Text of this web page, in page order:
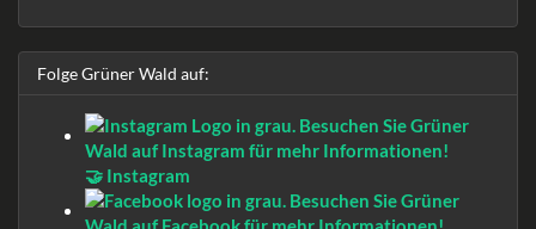
Folge Grüner Wald auf:
🤝 Instagram